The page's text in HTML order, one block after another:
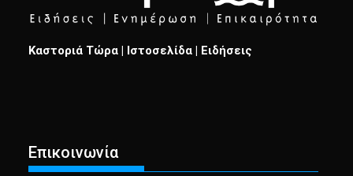
Καστοριά Τώρα | Ιστοσελίδα | Ειδήσεις
Επικοινωνία